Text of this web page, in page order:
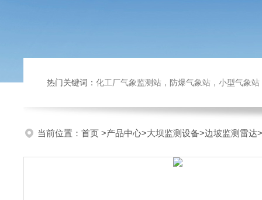
热门关键词： 化工厂气象监测站，防爆气象站，小型气象站，化
当前位置： 首页 >产品中心>大坝监测设备>边坡监测雷达